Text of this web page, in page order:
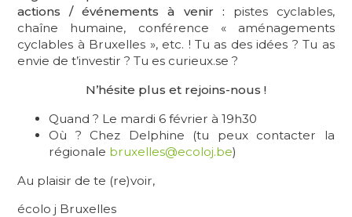
actions / événements à venir : pistes cyclables,
chaîne humaine, conférence « aménagements
cyclables à Bruxelles », etc. ! Tu as des idées ? Tu as
envie de t’investir ? Tu es curieux.se ?
N’hésite plus et rejoins-nous !
Quand ? Le mardi 6 février à 19h30
Où ? Chez Delphine (tu peux contacter la
régionale bruxelles@ecoloj.be)
Au plaisir de te (re)voir,
écolo j Bruxelles